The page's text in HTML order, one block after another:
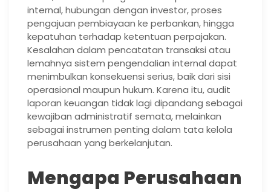
internal, hubungan dengan investor, proses
pengajuan pembiayaan ke perbankan, hingga
kepatuhan terhadap ketentuan perpajakan.
Kesalahan dalam pencatatan transaksi atau
lemahnya sistem pengendalian internal dapat
menimbulkan konsekuensi serius, baik dari sisi
operasional maupun hukum. Karena itu, audit
laporan keuangan tidak lagi dipandang sebagai
kewajiban administratif semata, melainkan
sebagai instrumen penting dalam tata kelola
perusahaan yang berkelanjutan.
Mengapa Perusahaan